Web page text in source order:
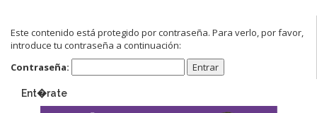
Este contenido está protegido por contraseña. Para verlo, por favor,
introduce tu contraseña a continuación:
Contraseña:
Ent�rate